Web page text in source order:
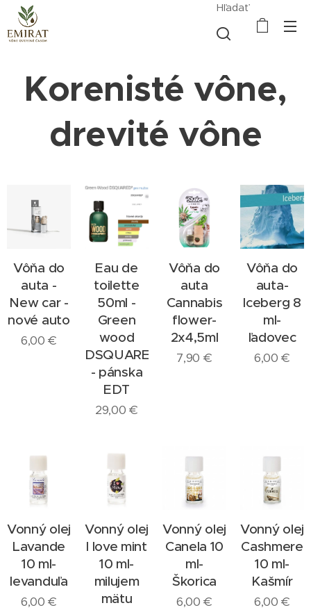
Hľadať
Korenisté vône,
drevité vône
Vôňa do
auta -
New car -
nové auto
6,00 €
Eau de
toilette
50ml -
Green
wood
DSQUARED2
- pánska
EDT
29,00 €
Vôňa do
auta
Cannabis
flower-
2x4,5ml
7,90 €
Vôňa do
auta-
Iceberg 8
ml-
ľadovec
6,00 €
Vonný olej
Lavande
10 ml-
levanduľa
6,00 €
Vonný olej
I love mint
10 ml-
milujem
mätu
Vonný olej
Canela 10
ml-
Škorica
6,00 €
Vonný olej
Cashmere
10 ml-
Kašmír
6,00 €